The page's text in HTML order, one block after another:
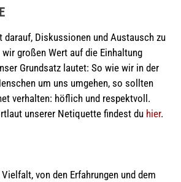
darauf, Diskussionen und Austausch zu
großen Wert auf die Einhaltung
Grundsatz lautet: So wie wir in der
um uns umgehen, so sollten
verhalten: höflich und respektvoll.
unserer Netiquette findest du hier.
von den Erfahrungen und dem